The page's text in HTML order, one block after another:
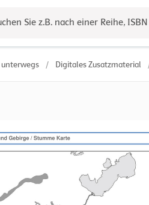
Sie z.B. nach einer Reihe,
unterwegs / Digitales Zusatzmaterial